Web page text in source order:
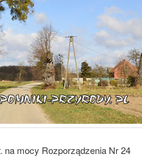
na mocy Rozporządzenia Nr 24